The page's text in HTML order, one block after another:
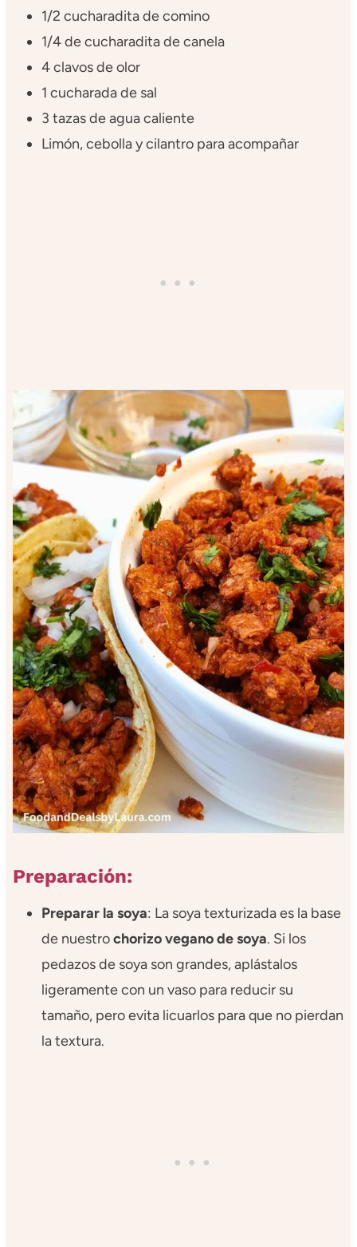
1/2 cucharadita de comino
1/4 de cucharadita de canela
4 clavos de olor
1 cucharada de sal
3 tazas de agua caliente
Limón, cebolla y cilantro para acompañar
Preparación:
Preparar la soya: La soya texturizada es la base
de nuestrochorizo vegano de soya. Si los
pedazos de soya son grandes, aplástalos
ligeramente con un vaso para reducir su
tamaño, pero evita licuarlos para que no pierdan
la textura.